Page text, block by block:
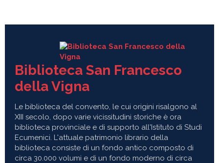
Biblioteca San Francesco
della Vigna
Le biblioteca del convento, le cui origini risalgono al
XIII secolo, dopo varie vicissitudini storiche è ora
biblioteca provinciale e di supporto all'Istituto di Studi
Ecumenici. L'attuale patrimonio librario della
biblioteca consiste di un fondo antico composto di
circa 30.000 volumi e di un fondo moderno di circa